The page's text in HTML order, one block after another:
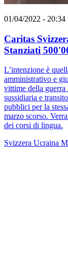
01/04/2022 - 20:34
Caritas
Stanziati
L’intenzione è
amministrativo e
vittime della guerra
sussidiaria e
pubblici per la
marzo scorso.
dei corsi di lingua.
Svizzera Ucraina